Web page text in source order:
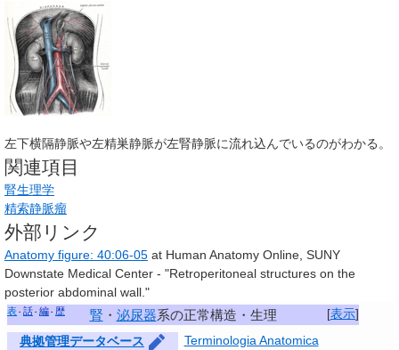
左下横隔静脈や左精巣静脈が左腎静脈に流れ込んでいるのがわかる。
関連項目
腎生理学
精索静脈瘤
外部リンク
Anatomy figure: 40:06-05 at Human Anatomy Online, SUNY
Downstate Medical Center - "Retroperitoneal structures on the
posterior abdominal wall."
[表示]
表 話 編 歴 腎 ・ 泌尿器系の正常構造・生理
典拠管理データベース Terminologia Anatomica